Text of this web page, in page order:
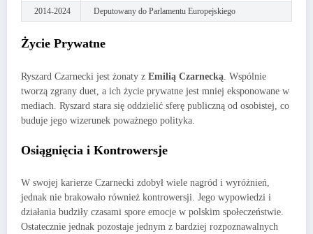
2014-2024
Deputowany do Parlamentu Europejskiego
Życie Prywatne
Ryszard Czarnecki jest żonaty z Emilią Czarnecką . Wspólnie
tworzą zgrany duet, a ich życie prywatne jest mniej eksponowane w
mediach. Ryszard stara się oddzielić sferę publiczną od osobistej, co
buduje jego wizerunek poważnego polityka.
Osiągnięcia i Kontrowersje
W swojej karierze Czarnecki zdobył wiele nagród i wyróżnień,
jednak nie brakowało również kontrowersji. Jego wypowiedzi i
działania budziły czasami spore emocje w polskim społeczeństwie.
Ostatecznie jednak pozostaje jednym z bardziej rozpoznawalnych